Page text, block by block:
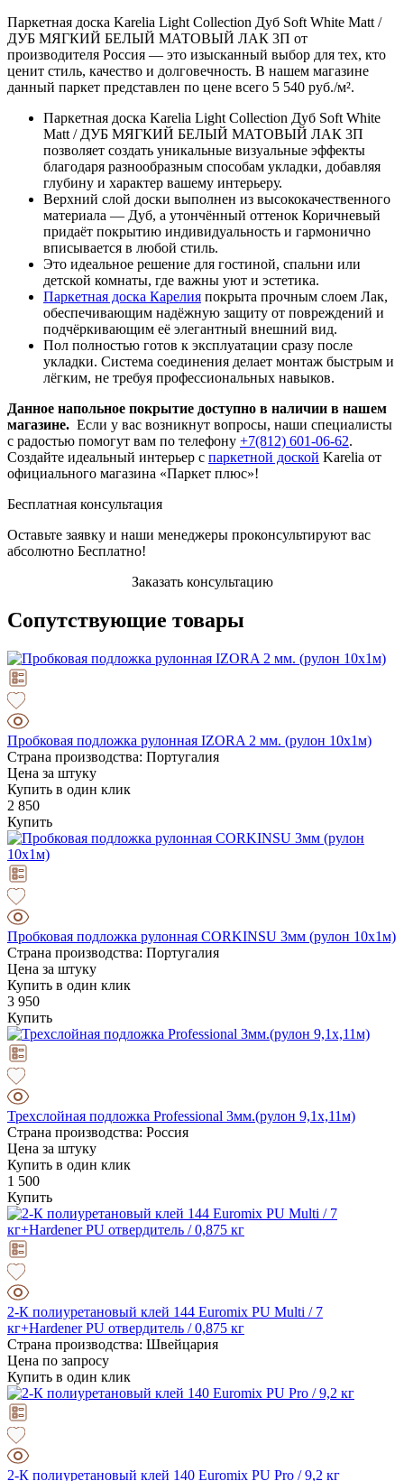
Паркетная доска Karelia Light Collection Дуб Soft White Matt /
ДУБ МЯГКИЙ БЕЛЫЙ МАТОВЫЙ ЛАК 3П от
производителя Россия — это изысканный выбор для тех, кто
ценит стиль, качество и долговечность. В нашем магазине
данный паркет представлен по цене всего 5 540 руб./м².
Паркетная доска Karelia Light Collection Дуб Soft White
Matt / ДУБ МЯГКИЙ БЕЛЫЙ МАТОВЫЙ ЛАК 3П
позволяет создать уникальные визуальные эффекты
благодаря разнообразным способам укладки, добавляя
глубину и характер вашему интерьеру.
Верхний слой доски выполнен из высококачественного
материала — Дуб, а утончённый оттенок Коричневый
придаёт покрытию индивидуальность и гармонично
вписывается в любой стиль.
Это идеальное решение для гостиной, спальни или
детской комнаты, где важны уют и эстетика.
Паркетная доска Карелия покрыта прочным слоем Лак,
обеспечивающим надёжную защиту от повреждений и
подчёркивающим её элегантный внешний вид.
Пол полностью готов к эксплуатации сразу после
укладки. Система соединения делает монтаж быстрым и
лёгким, не требуя профессиональных навыков.
Данное напольное покрытие доступно в наличии в нашем
магазине. Если у вас возникнут вопросы, наши специалисты
с радостью помогут вам по телефону +7(812) 601-06-62.
Создайте идеальный интерьер с паркетной доской Karelia от
официального магазина «Паркет плюс»!
Бесплатная консультация
Оставьте заявку и наши менеджеры проконсультируют вас
абсолютно Бесплатно!
Заказать консультацию
Сопутствующие товары
Пробковая подложка рулонная IZORA 2 мм. (рулон 10х1м)
Страна производства: Португалия
Цена за штуку
Купить в один клик
2 850
Купить
Пробковая подложка рулонная CORKINSU 3мм (рулон 10х1м)
Страна производства: Португалия
Цена за штуку
Купить в один клик
3 950
Купить
Трехслойная подложка Professional 3мм.(рулон 9,1х,11м)
Страна производства: Россия
Цена за штуку
Купить в один клик
1 500
Купить
2-К полиуретановый клей 144 Euromix PU Multi / 7
кг+Hardener PU отвердитель / 0,875 кг
Страна производства: Швейцария
Цена по запросу
Купить в один клик
2-К полиуретановый клей 140 Euromix PU Pro / 9,2 кг